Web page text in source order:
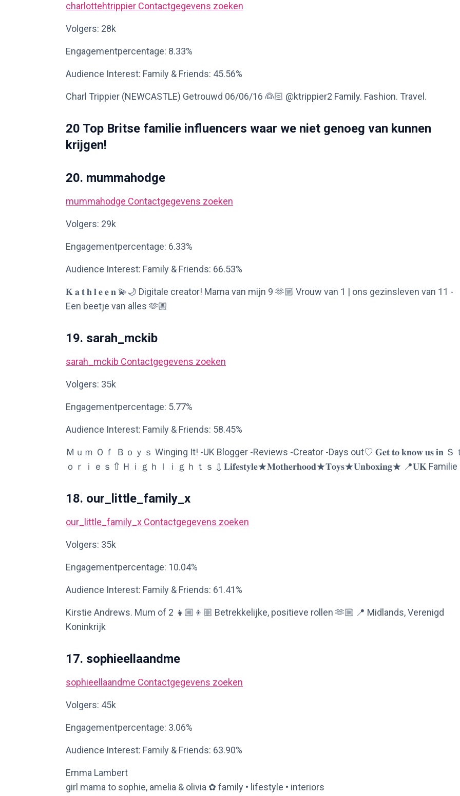
charlottehtrippier Contactgegevens zoeken
Volgers: 28k
Engagementpercentage: 8.33%
Audience Interest: Family & Friends: 45.56%
Charl Trippier (NEWCASTLE) Getrouwd 06/06/16 👰🏻 @ktrippier2 Family. Fashion. Travel.
20 Top Britse familie influencers waar we niet genoeg van kunnen
krijgen!
20. mummahodge
mummahodge Contactgegevens zoeken
Volgers: 29k
Engagementpercentage: 6.33%
Audience Interest: Family & Friends: 66.53%
𝐊 𝐚 𝐭 𝐡 𝐥 𝐞 𝐞 𝐧 💫🌙 Digitale creator! Mama van mijn 9 🫶🏼 Vrouw van 1 | ons gezinsleven van 11 -
Een beetje van alles 🫶🏼
19. sarah_mckib
sarah_mckib Contactgegevens zoeken
Volgers: 35k
Engagementpercentage: 5.77%
Audience Interest: Family & Friends: 58.45%
Ｍｕｍ Ｏｆ Ｂｏｙｓ Winging It! -UK Blogger -Reviews -Creator -Days out♡ 𝐆𝐞𝐭 𝐭𝐨 𝐤𝐧𝐨𝐰 𝐮𝐬 𝐢𝐧 Ｓ
ｏｒｉｅｓ ⇧ Ｈｉｇｈｌｉｇｈｔｓ ⇩ 𝐋𝐢𝐟𝐞𝐬𝐭𝐲𝐥𝐞★𝐌𝐨𝐭𝐡𝐞𝐫𝐡𝐨𝐨𝐝★𝐓𝐨𝐲𝐬★𝐔𝐧𝐛𝐨𝐱𝐢𝐧𝐠★ 📍𝐔𝐊 Familie
18. our_little_family_x
our_little_family_x Contactgegevens zoeken
Volgers: 35k
Engagementpercentage: 10.04%
Audience Interest: Family & Friends: 61.41%
Kirstie Andrews. Mum of 2 👧🏼👦🏼 Betrekkelijke, positieve rollen 🫶🏼 📍 Midlands, Verenigd
Koninkrijk
17. sophieellaandme
sophieellaandme Contactgegevens zoeken
Volgers: 45k
Engagementpercentage: 3.06%
Audience Interest: Family & Friends: 63.90%
Emma Lambert
girl mama to sophie, amelia & olivia ✿ family • lifestyle • interiors